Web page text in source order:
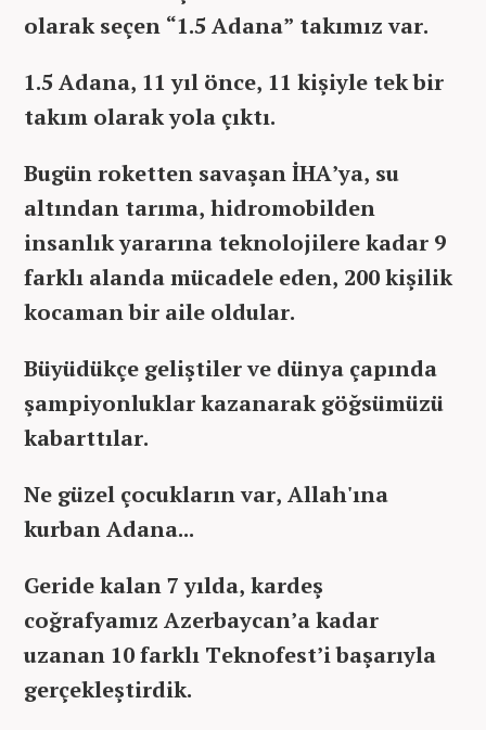
olarak seçen “1.5 Adana” takımız var.
1.5 Adana, 11 yıl önce, 11 kişiyle tek bir
takım olarak yola çıktı.
Bugün roketten savaşan İHA’ya, su
altından tarıma, hidromobilden
insanlık yararına teknolojilere kadar 9
farklı alanda mücadele eden, 200 kişilik
kocaman bir aile oldular.
Büyüdükçe geliştiler ve dünya çapında
şampiyonluklar kazanarak göğsümüzü
kabarttılar.
Ne güzel çocukların var, Allah'ına
kurban Adana...
Geride kalan 7 yılda, kardeş
coğrafyamız Azerbaycan’a kadar
uzanan 10 farklı Teknofest’i başarıyla
gerçekleştirdik.